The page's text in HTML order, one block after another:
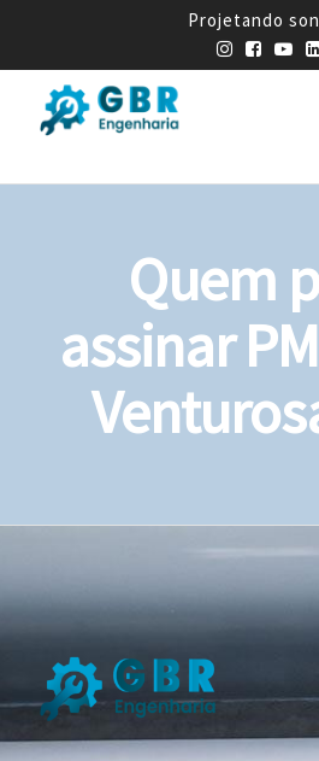
Projetando
Engenharia
Quem
assinar